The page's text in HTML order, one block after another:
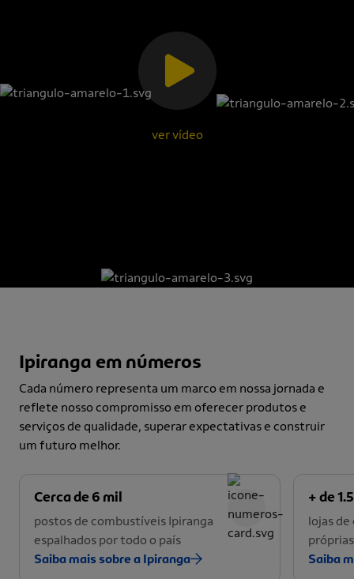
ver vídeo
Ipiranga em números
Cada número representa um marco em nossa jornada e
reflete nosso compromisso em oferecer produtos e
serviços de qualidade, superar expectativas e construir
um futuro melhor.
Cerca de 6 mil
postos de combustíveis Ipiranga
espalhados por todo o país
Saiba mais sobre a Ipiranga
+ de
lojas
Saiba